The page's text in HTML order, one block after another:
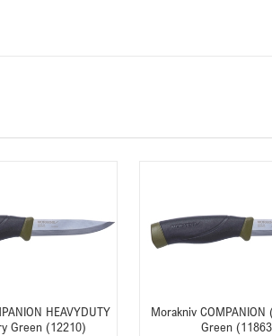
HEAVYDUTY
Green (12210)
Morakniv
Green